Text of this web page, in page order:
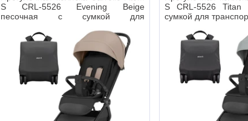
S CRL-5526 Evening Beige
песочная с сумкой для
S CRL-5526 Titan
сумкой для